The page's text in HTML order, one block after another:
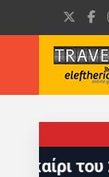
του 2026